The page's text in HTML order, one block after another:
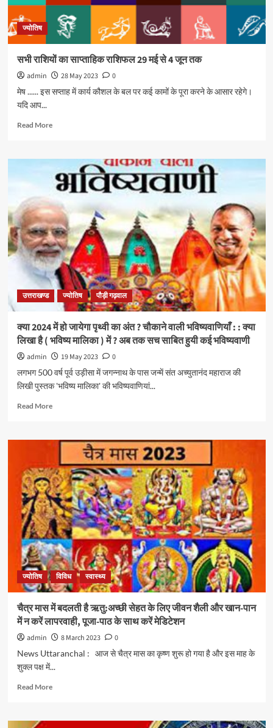
ज्योतिष
सभी राशियों का साप्ताहिक राशिफल 29 मई से 4 जून तक
admin 28 May 2023
0
मेष ...... इस सप्ताह में कार्य कौशल के बल पर कई कामों के पूरा करने के आसार रहेगे।
यदि आप...
Read More
उत्तराखण्ड ज्योतिष पौड़ी गढ़वाल
क्या 2024 में हो जायेगा पृथ्वी का अंत ? चौकाने वाली भविष्यवाणियाँ : : क्या
लिखा है ( भविष्य मालिका ) में ? अब तक सच साबित हुयी कई भविष्यवाणी
admin 19 May 2023
0
लगभग 500 वर्ष पूर्व उड़ीसा में जगन्नाथ के पास जन्में संत अच्युतानंद महाराज की
लिखी पुस्तक 'भविष्य मालिका' की भविष्यवाणियां...
Read More
ज्योतिष विविध स्वास्थ्य
चैत्र मास में बदलती है ऋतु:अच्छी सेहत के लिए जीवन शैली और खान-पान
में न करें लापरवाही, पूजा-पाठ के साथ करें मेडिटेशन
admin 8 March 2023
0
News Uttaranchal : आज से चैत्र मास का कृष्ण शुरू हो गया है और इस माह के
शुक्ल पक्ष में...
Read More